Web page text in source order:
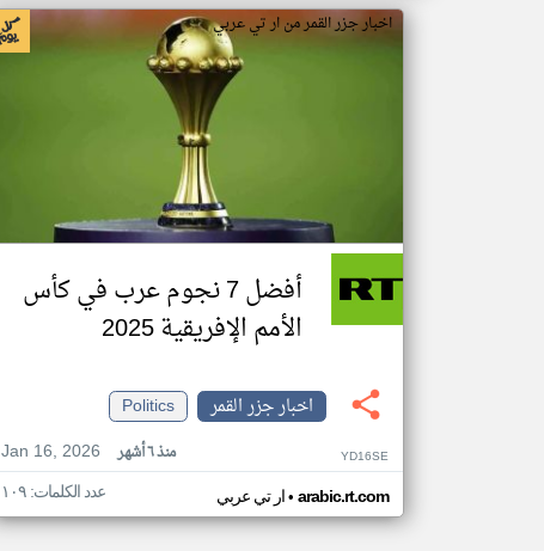
اخبار جزر القمر من ار تي عربي
أفضل 7 نجوم عرب في كأس
الأمم الإفريقية 2025
اخبار جزر القمر
Politics
Jan 16, 2026
منذ ٦ أشهر YD16SE
ار تي عربي• arabic.rt.com عدد الكلمات: ١٠٩